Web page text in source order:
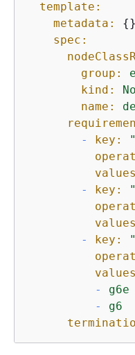
template:
metadata:
{}
spec:
group:
kind:
name:
-
key:
-
key:
-
key:
-
g6e
-
g6